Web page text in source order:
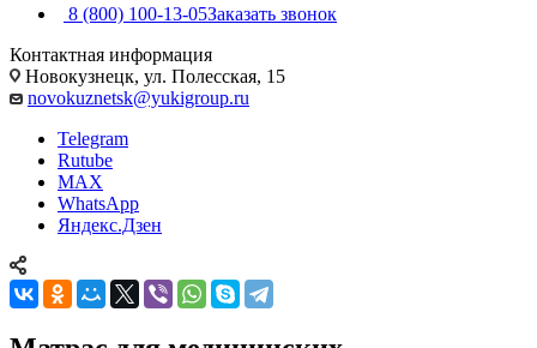
8 (800) 100-13-05Заказать звонок
Контактная информация
Новокузнецк, ул. Полесская, 15
novokuznetsk@yukigroup.ru
Telegram
Rutube
MAX
WhatsApp
Яндекс.Дзен